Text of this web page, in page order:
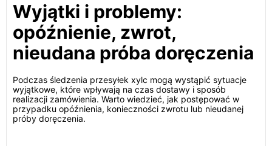
Wyjątki i problemy:
opóźnienie, zwrot,
nieudana próba doręczenia
Podczas śledzenia przesyłek xylc mogą wystąpić sytuacje
wyjątkowe, które wpływają na czas dostawy i sposób
realizacji zamówienia. Warto wiedzieć, jak postępować w
przypadku opóźnienia, konieczności zwrotu lub nieudanej
próby doręczenia.